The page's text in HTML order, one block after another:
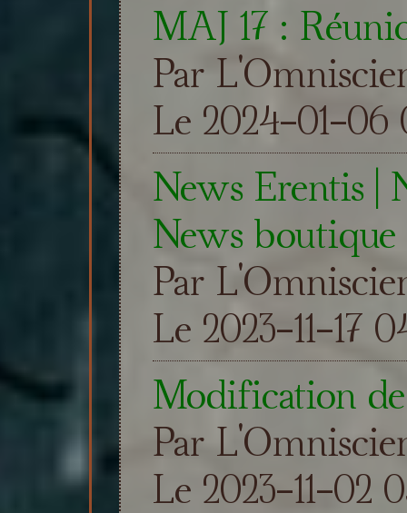
MAJ 17 :
Par
Le 2024-01-06
News Erentis |
News boutique
Par
Le 2023-11-17
Modification
Par
Le 2023-11-02